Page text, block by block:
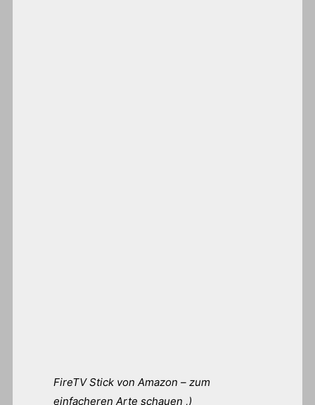
FireTV Stick von Amazon – zum
einfacheren Arte schauen ,)